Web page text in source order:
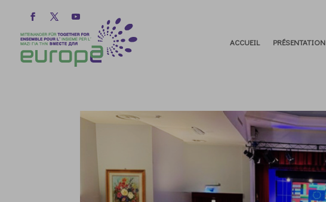
ACCUEIL PRÉSENTATION